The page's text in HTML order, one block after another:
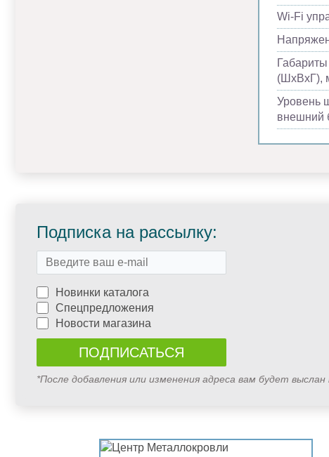
Wi-Fi
Габариты
(ШхВхГ),
Уровень
внешний
Подписка на рассылку:
Новинки каталога
Спецпредложения
Новости магазина
*После добавления или изменения адреса вам будет